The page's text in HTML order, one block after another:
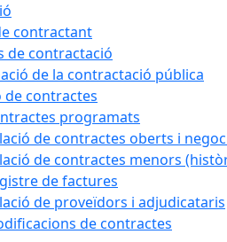
contractant
de contractació
de la contractació pública
de contractes
programats
de contractes oberts i
de contractes menors
de factures
de proveïdors i adjudicataris
de contractes